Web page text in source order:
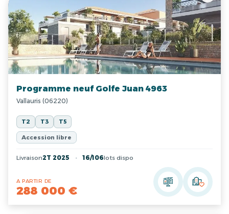
Programme neuf Golfe Juan 4963
Vallauris (06220)
T2 T3 T5
Accession libre
Livraison2T 2025 16/106lots dispo
A PARTIR DE
288 000 €